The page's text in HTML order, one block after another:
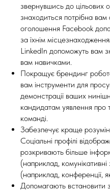
звернувшись до цільових
знаходиться потрібна вам
оголошення Facebook
за їхнім
LinkedIn допоможуть вам
вам навичками.
Покращує брендинг
вам інструменти для
демонстрації ваших
кандидатам уявлення про
команді.
Забезпечує краще
Соціальні профілі
розкривають більше
(наприклад, комунікативні
(наприклад, конференції,
Допомагають встановити